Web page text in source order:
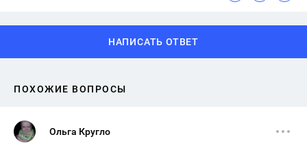
НАПИСАТЬ ОТВЕТ
ПОХОЖИЕ ВОПРОСЫ
Ольга Кругло